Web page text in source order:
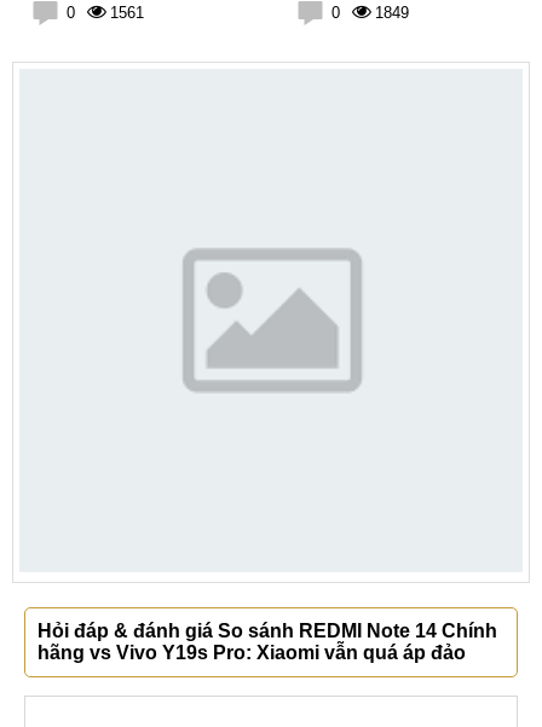
0 1561 0 1849
Hỏi đáp & đánh giá So sánh REDMI Note 14 Chính
hãng vs Vivo Y19s Pro: Xiaomi vẫn quá áp đảo